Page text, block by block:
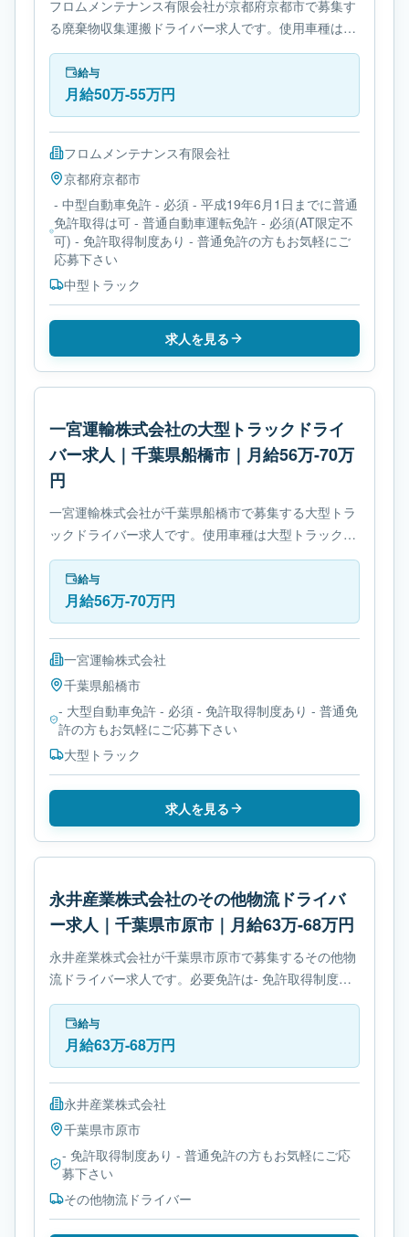
フロムメンテナンス有限会社が京都府京都市で募集す
る廃棄物収集運搬ドライバー求人です。使用車種は中
型トラックです。勤務時間は- 休憩時間: 60分です。
必要免許は- 中型自動車免許です。
給与
月給50万-55万円
フロムメンテナンス有限会社
京都府京都市
- 中型自動車免許 - 必須 - 平成19年6月1日までに普通
免許取得は可 - 普通自動車運転免許 - 必須(AT限定不
可) - 免許取得制度あり - 普通免許の方もお気軽にご
応募下さい
中型トラック
求人を見る
一宮運輸株式会社の大型トラックドライ
バー求人｜千葉県船橋市｜月給56万-70万
円
一宮運輸株式会社が千葉県船橋市で募集する大型トラ
ックドライバー求人です。使用車種は大型トラックで
す。勤務時間は- 変形労働時間制です。必要免許は- 大
型自動車免許です。
給与
月給56万-70万円
一宮運輸株式会社
千葉県船橋市
- 大型自動車免許 - 必須 - 免許取得制度あり - 普通免
許の方もお気軽にご応募下さい
大型トラック
求人を見る
永井産業株式会社のその他物流ドライバ
ー求人｜千葉県市原市｜月給63万-68万円
永井産業株式会社が千葉県市原市で募集するその他物
流ドライバー求人です。必要免許は- 免許取得制度あ
りです。
給与
月給63万-68万円
永井産業株式会社
千葉県市原市
- 免許取得制度あり - 普通免許の方もお気軽にご応
募下さい
その他物流ドライバー